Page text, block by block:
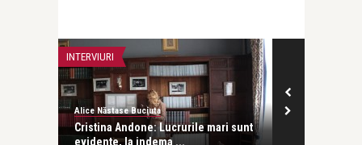
INTERVIURI
Alice Năstase Buciuta
Cristina Andone: Lucrurile mari sunt
evidente, la indema ...